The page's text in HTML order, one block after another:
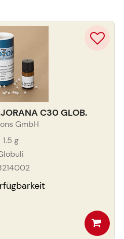
C30 GLOB.
GmbH
1.5 g